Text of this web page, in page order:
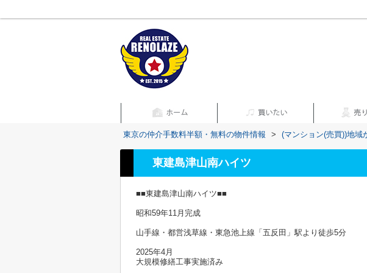
東京の仲介手数料半額・無料の物件情報 > (マンション(売買))地域
東建島津山南ハイツ
■■東建島津山南ハイツ■■
昭和59年11月完成
山手線・都営浅草線・東急池上線「五反田」駅より徒歩5分
2025年4月
大規模修繕工事実施済み